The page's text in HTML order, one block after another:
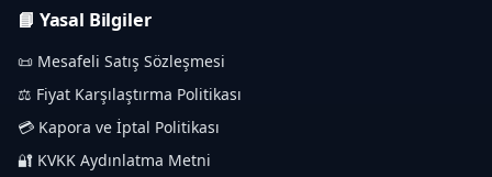
📘 Yasal Bilgiler
📜 Mesafeli Satış Sözleşmesi
⚖️ Fiyat Karşılaştırma Politikası
💳 Kapora ve İptal Politikası
🔐 KVKK Aydınlatma Metni